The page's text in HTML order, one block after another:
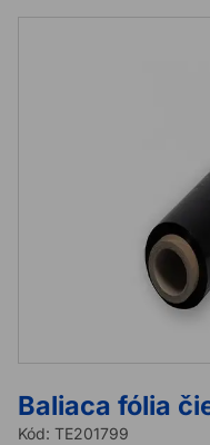
Baliaca fólia
Kód: TE201799